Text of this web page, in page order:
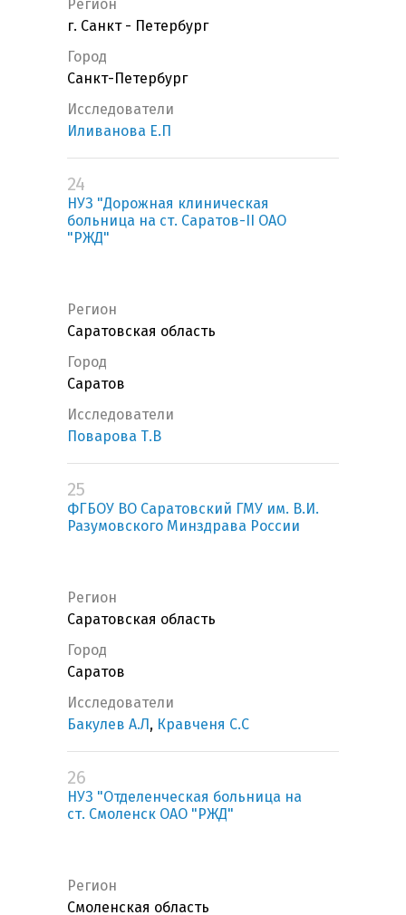
Регион
г. Санкт - Петербург
Город
Санкт-Петербург
Исследователи
Иливанова Е.П
24
НУЗ "Дорожная клиническая
больница на ст. Саратов-II ОАО
"РЖД"
Регион
Саратовская область
Город
Саратов
Исследователи
Поварова Т.В
25
ФГБОУ ВО Саратовский ГМУ им. В.И.
Разумовского Минздрава России
Регион
Саратовская область
Город
Саратов
Исследователи
Бакулев А.Л , Кравченя С.С
26
НУЗ "Отделенческая больница на
ст. Смоленск ОАО "РЖД"
Регион
Смоленская область